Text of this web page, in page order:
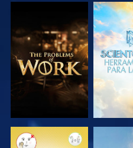
EXPLORA LAS
SERIES